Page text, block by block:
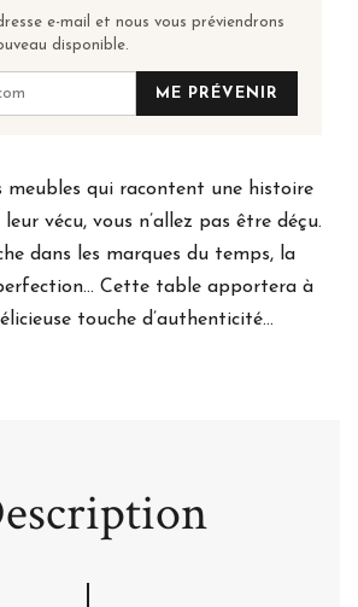
e-mail et nous vous préviendrons
disponible.
ME PRÉVENIR
meubles qui racontent une histoire
vécu, vous n’allez pas être déçu.
dans les marques du temps, la
Cette table apportera à
touche d’authenticité…